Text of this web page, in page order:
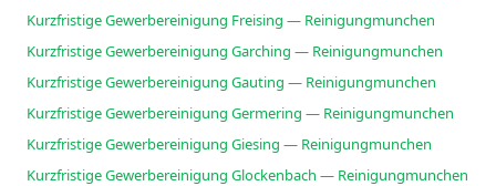
Kurzfristige Gewerbereinigung Freising — Reinigungmunchen
Kurzfristige Gewerbereinigung Garching — Reinigungmunchen
Kurzfristige Gewerbereinigung Gauting — Reinigungmunchen
Kurzfristige Gewerbereinigung Germering — Reinigungmunchen
Kurzfristige Gewerbereinigung Giesing — Reinigungmunchen
Kurzfristige Gewerbereinigung Glockenbach — Reinigungmunchen